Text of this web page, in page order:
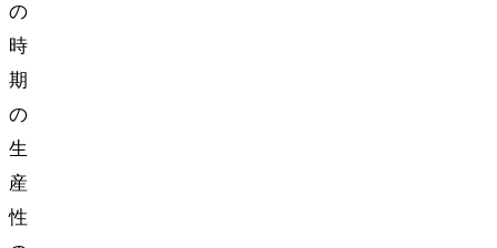
の
時
期
の
生
産
性